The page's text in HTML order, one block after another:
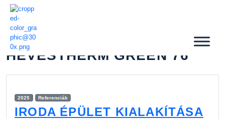
HEVESTHERM GREEN 76
2025 Referenciák
IRODA ÉPÜLET KIALAKÍTÁSA